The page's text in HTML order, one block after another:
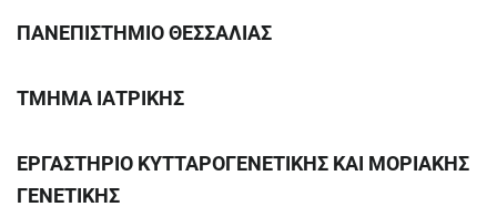
ΠΑΝΕΠΙΣΤΗΜΙΟ ΘΕΣΣΑΛΙΑΣ
ΤΜΗΜΑ ΙΑΤΡΙΚΗΣ
ΕΡΓΑΣΤΗΡΙΟ ΚΥΤΤΑΡΟΓΕΝΕΤΙΚΗΣ ΚΑΙ ΜΟΡΙΑΚΗΣ
ΓΕΝΕΤΙΚΗΣ